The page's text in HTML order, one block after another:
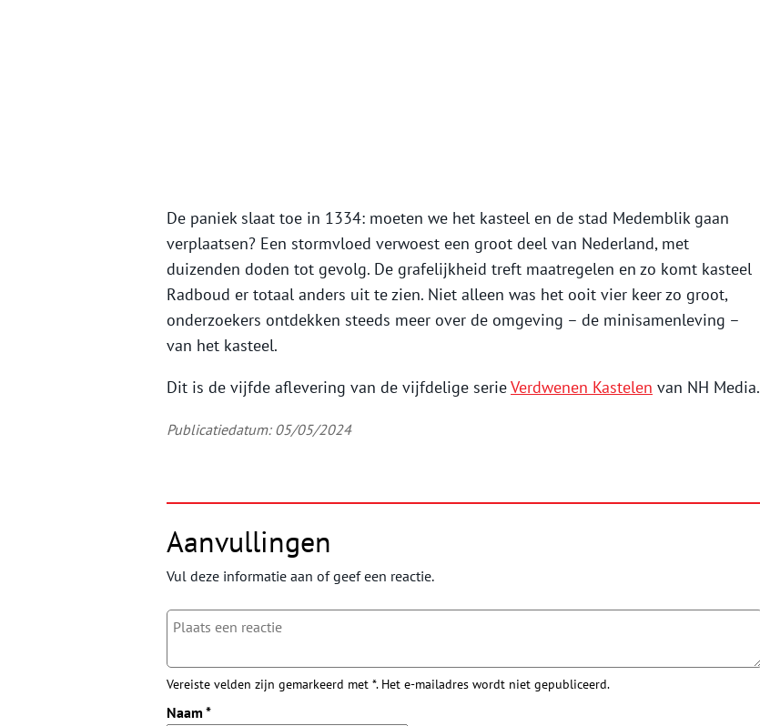
De paniek slaat toe in 1334: moeten we het kasteel en de stad Medemblik gaan
verplaatsen? Een stormvloed verwoest een groot deel van Nederland, met
duizenden doden tot gevolg. De grafelijkheid treft maatregelen en zo komt kasteel
Radboud er totaal anders uit te zien. Niet alleen was het ooit vier keer zo groot,
onderzoekers ontdekken steeds meer over de omgeving – de minisamenleving –
van het kasteel.
Dit is de vijfde aflevering van de vijfdelige serieVerdwenen Kastelen van NH Media.
Publicatiedatum: 05/05/2024
Aanvullingen
Vul deze informatie aan of geef een reactie.
Vereiste velden zijn gemarkeerd met *. Het e-mailadres wordt niet gepubliceerd.
Naam *